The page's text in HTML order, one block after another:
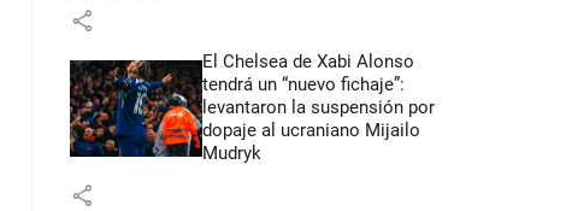
share
El Chelsea de Xabi Alonso
tendrá un “nuevo fichaje”:
levantaron la suspensión por
dopaje al ucraniano Mijailo
Mudryk
share